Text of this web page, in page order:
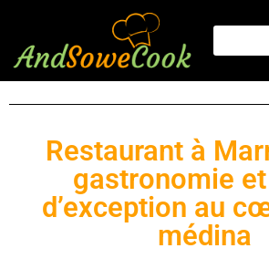
Restaurant à
gastronomie
d’exception au
médina